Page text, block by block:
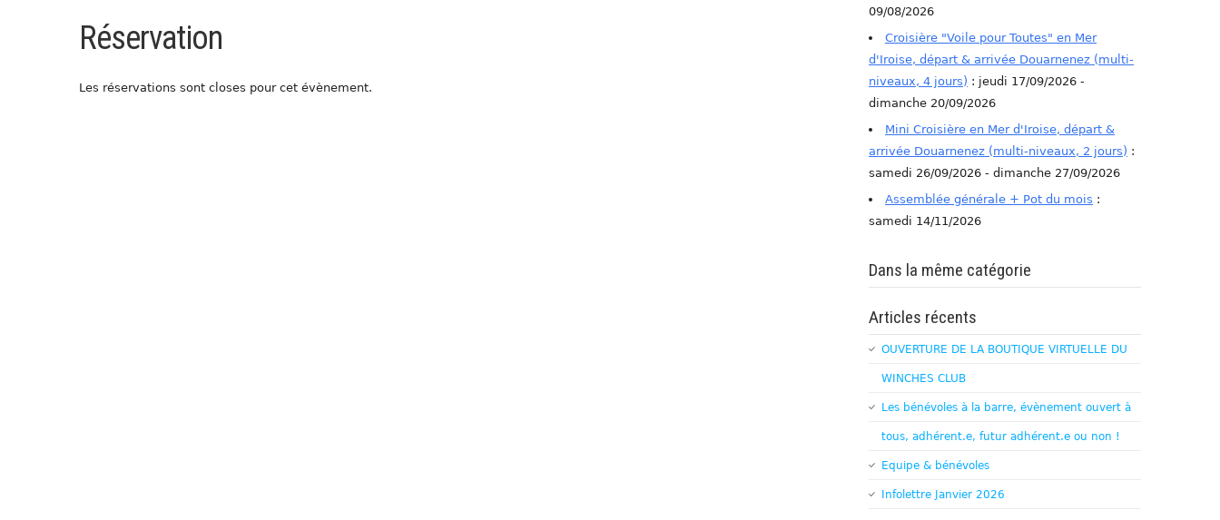
Réservation
Les réservations sont closes pour cet évènement.
09/08/2026
Croisière "Voile pour Toutes" en Mer
d'Iroise, départ & arrivée Douarnenez (multi-
niveaux, 4 jours) : jeudi 17/09/2026 -
dimanche 20/09/2026
Mini Croisière en Mer d'Iroise, départ &
arrivée Douarnenez (multi-niveaux, 2 jours) :
samedi 26/09/2026 - dimanche 27/09/2026
Assemblée générale + Pot du mois :
samedi 14/11/2026
Dans la même catégorie
Articles récents
OUVERTURE DE LA BOUTIQUE VIRTUELLE DU
WINCHES CLUB
Les bénévoles à la barre, évènement ouvert à
tous, adhérent.e, futur adhérent.e ou non !
Equipe & bénévoles
Infolettre Janvier 2026